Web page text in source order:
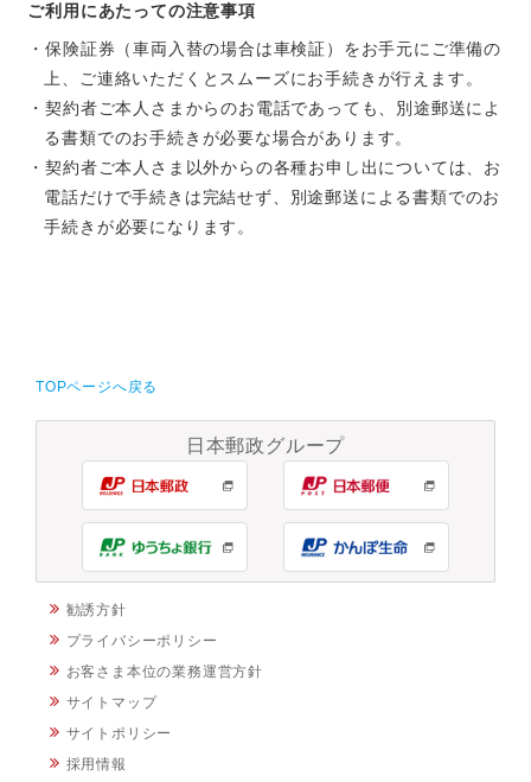
ご利用にあたっての注意事項
・保険証券（車両入替の場合は車検証）をお手元にご準備の
上、ご連絡いただくとスムーズにお手続きが行えます。
・契約者ご本人さまからのお電話であっても、別途郵送によ
る書類でのお手続きが必要な場合があります。
・契約者ご本人さま以外からの各種お申し出については、お
電話だけで手続きは完結せず、別途郵送による書類でのお
手続きが必要になります。
TOPページへ戻る
日本郵政グループ
勧誘方針
プライバシーポリシー
お客さま本位の業務運営方針
サイトマップ
サイトポリシー
採用情報